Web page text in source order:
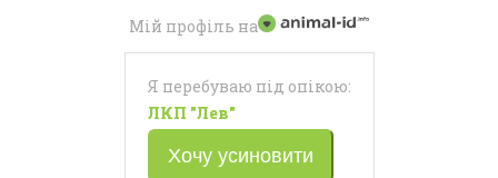
Мій профіль на
Я перебуваю під опікою:
ЛКП "Лев"
Хочу усиновити